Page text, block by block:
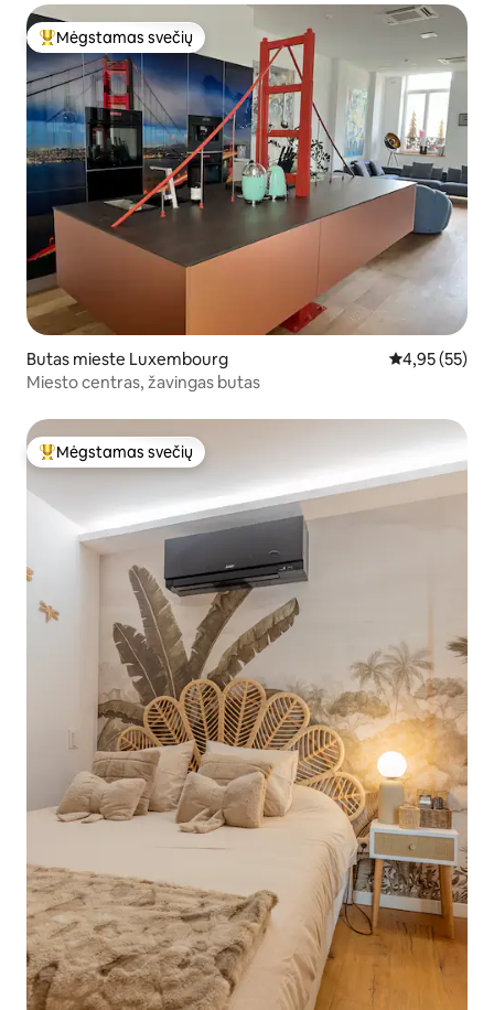
Svečių mėgstamiausias
Mėgstamas svečių
Butas mieste Luxembourg Vidutinis
4,95 (55)
Miesto centras, žavingas butas
Svečių mėgstamiausias
Mėgstamas svečių